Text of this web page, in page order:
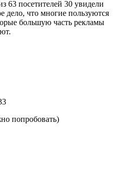
63 посетителей 30 увидели
дело, что многие пользуются
большую часть рекламы
попробовать)